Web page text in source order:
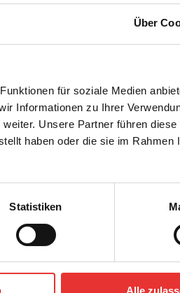
Über
für soziale Medien
Informationen zu Ihrer
Unsere Partner führen diese
haben oder die sie im Rahmen
Statistiken
Alle